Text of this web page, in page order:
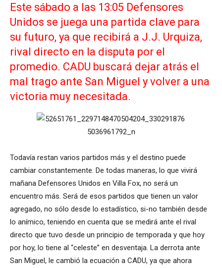
Este sábado a las 13:05 Defensores
Unidos se juega una partida clave para
su futuro, ya que recibirá a J.J. Urquiza,
rival directo en la disputa por el
promedio. CADU buscará dejar atrás el
mal trago ante San Miguel y volver a una
victoria muy necesitada.
Todavía restan varios partidos más y el destino puede
cambiar constantemente. De todas maneras, lo que vivirá
mañana Defensores Unidos en Villa Fox, no será un
encuentro más. Será de esos partidos que tienen un valor
agregado, no sólo desde lo estadístico, si-no también desde
lo anímico, teniendo en cuenta que se medirá ante el rival
directo que tuvo desde un principio de temporada y que hoy
por hoy, lo tiene al “celeste” en desventaja. La derrota ante
San Miguel, le cambió la ecuación a CADU, ya que ahora